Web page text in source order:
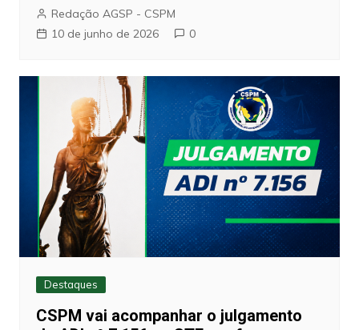
Redação AGSP - CSPM
10 de junho de 2026
0
Destaques
CSPM vai acompanhar o julgamento